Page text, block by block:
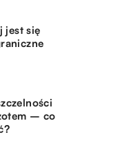
jest się
– co